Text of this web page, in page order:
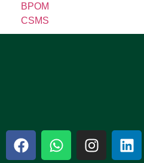
BPOM
CSMS